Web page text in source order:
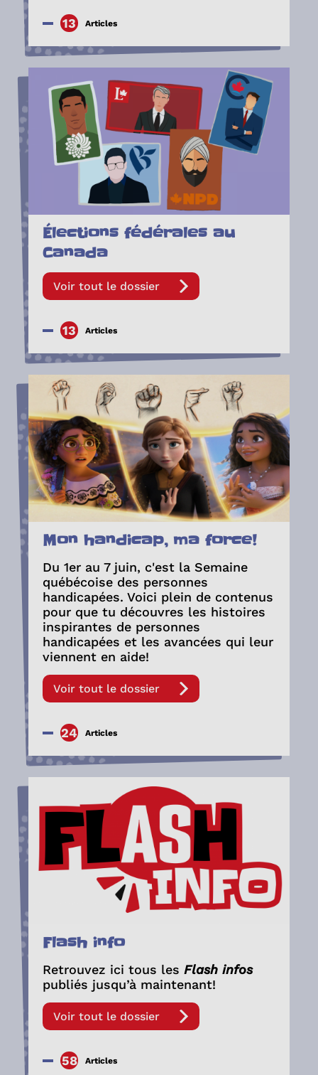
13 Articles
Élections fédérales au
Canada
Voir tout le dossier
13 Articles
Mon handicap, ma force!
Du 1er au 7 juin, c'est la Semaine
québécoise des personnes
handicapées. Voici plein de contenus
pour que tu découvres les histoires
inspirantes de personnes
handicapées et les avancées qui leur
viennent en aide!
Voir tout le dossier
24 Articles
Flash info
Retrouvez ici tous les Flash infos
publiés jusqu’à maintenant!
Voir tout le dossier
58 Articles